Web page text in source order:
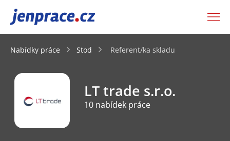
JenPráce.cz
Nabídky práce Stod Referent/ka skladu
LT trade s.r.o.
10 nabídek práce